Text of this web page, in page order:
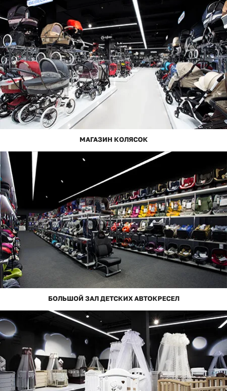
МАГАЗИН КОЛЯСОК
БОЛЬШОЙ ЗАЛ ДЕТСКИХ АВТОКРЕСЕЛ